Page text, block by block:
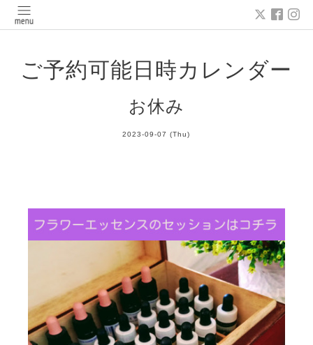
ご予約可能日時カレンダー
お休み
2023-09-07 (Thu)